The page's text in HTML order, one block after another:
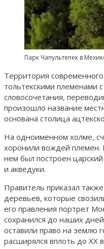
Парк Чапультепек в
Территория
тольтекскими племенами
словосочетания,
произошло название
основана столица
На одноименном холме,
хоронили вождей
нем был построен
и акведуки.
Правитель приказал
деревьев, которые
его правления портрет
сохранился до наших
оставили право на землю
расширялся вплоть до XX